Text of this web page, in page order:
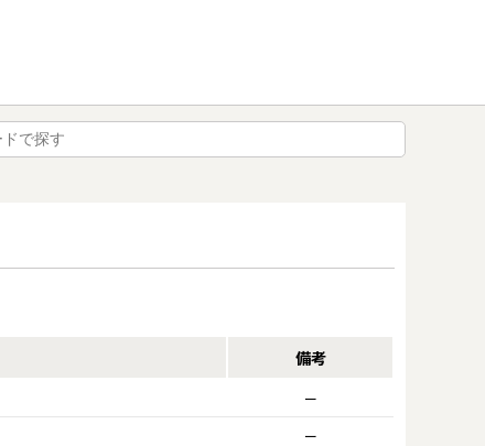
備考
ー
ー